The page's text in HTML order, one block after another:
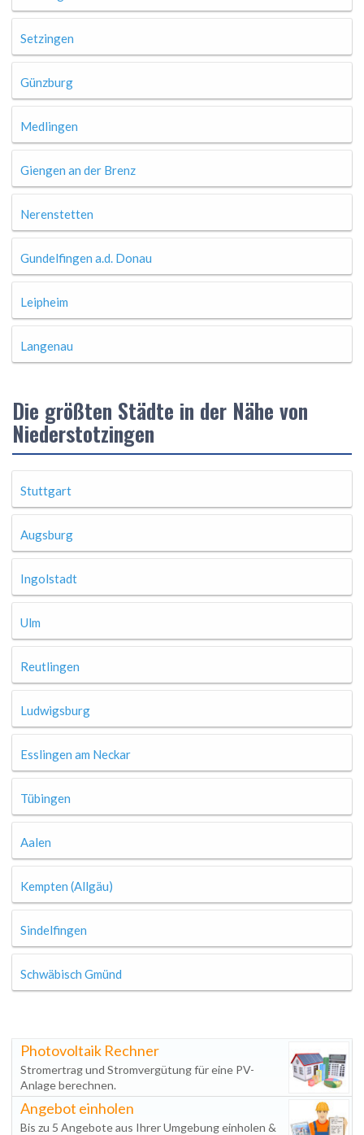
Setzingen
Günzburg
Medlingen
Giengen an der Brenz
Nerenstetten
Gundelfingen a.d. Donau
Leipheim
Langenau
Die größten Städte in der Nähe von
Niederstotzingen
Stuttgart
Augsburg
Ingolstadt
Ulm
Reutlingen
Ludwigsburg
Esslingen am Neckar
Tübingen
Aalen
Kempten (Allgäu)
Sindelfingen
Schwäbisch Gmünd
Photovoltaik Rechner
Stromertrag und Stromvergütung für eine PV-
Anlage berechnen.
Angebot einholen
Bis zu 5 Angebote aus Ihrer Umgebung einholen &